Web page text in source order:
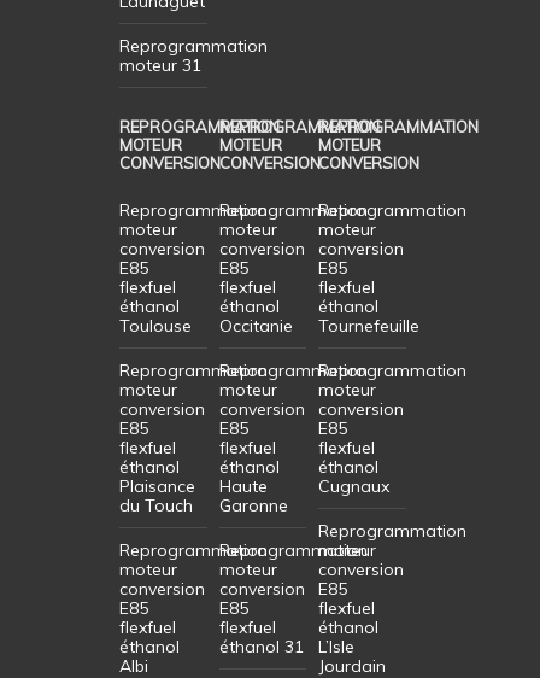
Reprogrammation
moteur 31
REPROGRAMMATION
MOTEUR
CONVERSION
Reprogrammation
moteur
conversion
E85
flexfuel
éthanol
Toulouse
Reprogrammation
moteur
conversion
E85
flexfuel
éthanol
Plaisance
du Touch
Reprogrammation
moteur
conversion
E85
flexfuel
éthanol
Albi
REPROGRAMMATION
MOTEUR
CONVERSION
Reprogrammation
moteur
conversion
E85
flexfuel
éthanol
Occitanie
Reprogrammation
moteur
conversion
E85
flexfuel
éthanol
Haute
Garonne
Reprogrammation
moteur
conversion
E85
flexfuel
éthanol 31
REPROGRAMMATION
MOTEUR
CONVERSION
Reprogrammation
moteur
conversion
E85
flexfuel
éthanol
Tournefeuille
Reprogrammation
moteur
conversion
E85
flexfuel
éthanol
Cugnaux
Reprogrammation
moteur
conversion
E85
flexfuel
éthanol
L’Isle
Jourdain